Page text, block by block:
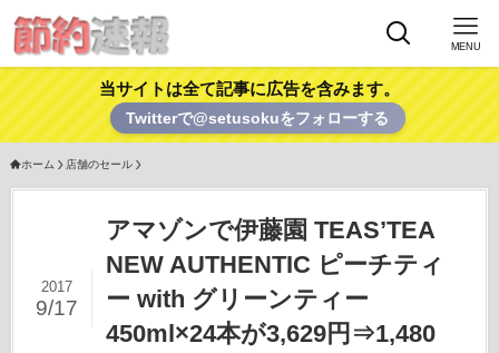
MENU
当サイトは全て記事に広告を含みます。
Twitterで@setusokuをフォローする
ホーム 店舗のセール
アマゾンで伊藤園 TEAS’TEA
NEW AUTHENTIC ピーチティ
ー with グリーンティー
450ml×24本が3,629円⇒1,480
2017
9/17